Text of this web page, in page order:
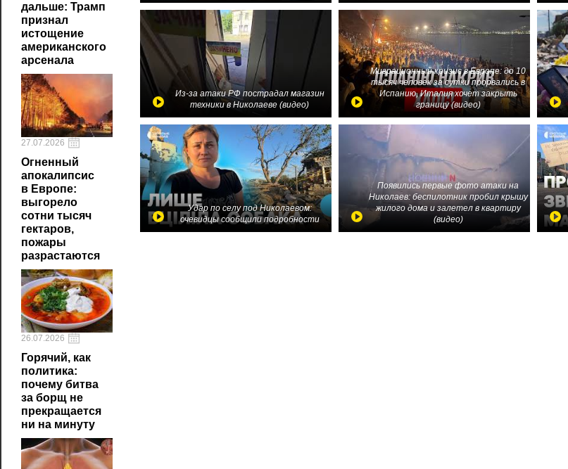
дальше: Трамп
признал
истощение
американского
арсенала
27.07.2026
Огненный
апокалипсис
в Европе:
выгорело
сотни тысяч
гектаров,
пожары
разрастаются
26.07.2026
Горячий, как
политика:
почему битва
за борщ не
прекращается
ни на минуту
Из-за атаки РФ пострадал магазин
техники в Николаеве (видео)
Миграционный кризис в Европе: до 10
тысяч человек за сутки прорвались в
Испанию, Италия хочет закрыть
границу (видео)
Удар по селу под Николаевом:
очевидцы сообщили подробности
Появились первые фото атаки на
Николаев: беспилотник пробил крышу
жилого дома и залетел в квартиру
(видео)